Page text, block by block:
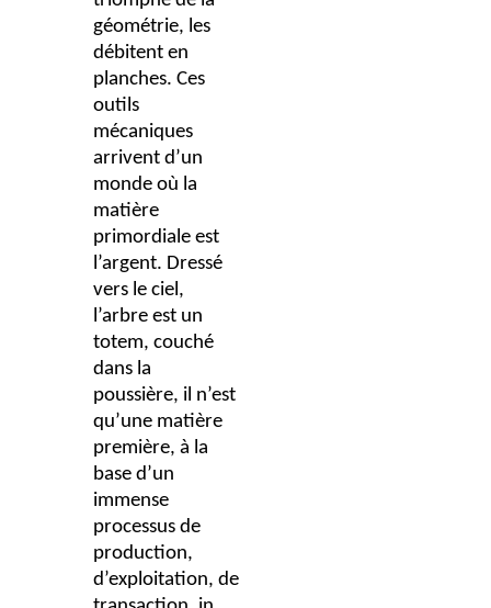
géométrie, les
débitent en
planches. Ces
outils
mécaniques
arrivent d’un
monde où la
matière
primordiale est
l’argent. Dressé
vers le ciel,
l’arbre est un
totem, couché
dans la
poussière, il n’est
qu’une matière
première, à la
base d’un
immense
processus de
production,
d’exploitation, de